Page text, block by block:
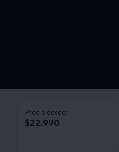
Precio desde:
$22.990